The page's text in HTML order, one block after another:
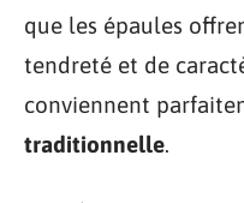
que les épaules
tendreté et de
conviennent
traditionnelle.